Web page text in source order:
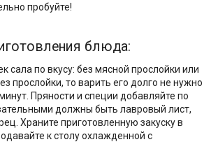
пробуйте!
блюда:
сала по вкусу: без мясной прослойки или
прослойки, то варить его долго не нужно
Пряности и специи добавляйте по
должны быть лавровый лист,
Храните приготовленную закуску в
к столу охлажденной с